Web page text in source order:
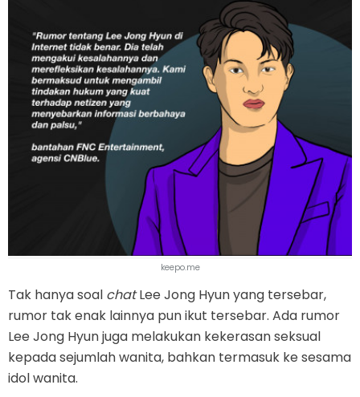
keepo.me
Tak hanya soal chatLee Jong Hyun yang tersebar,
rumor tak enak lainnya pun ikut tersebar. Ada rumor
Lee Jong Hyun juga melakukan kekerasan seksual
kepada sejumlah wanita, bahkan termasuk ke sesama
idol wanita.